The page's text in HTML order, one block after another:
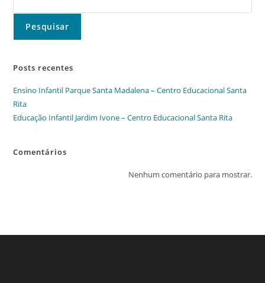
Pesquisar
Posts recentes
Ensino Infantil Parque Santa Madalena – Centro Educacional Santa
Rita
Educação Infantil Jardim Ivone – Centro Educacional Santa Rita
Comentários
Nenhum comentário para mostrar.